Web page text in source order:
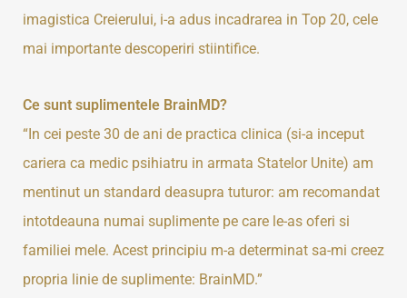
imagistica Creierului, i-a adus incadrarea in Top 20, cele
mai importante descoperiri stiintifice.
Ce sunt suplimentele BrainMD?
“In cei peste 30 de ani de practica clinica (si-a inceput
cariera ca medic psihiatru in armata Statelor Unite) am
mentinut un standard deasupra tuturor: am recomandat
intotdeauna numai suplimente pe care le-as oferi si
familiei mele. Acest principiu m-a determinat sa-mi creez
propria linie de suplimente: BrainMD.”